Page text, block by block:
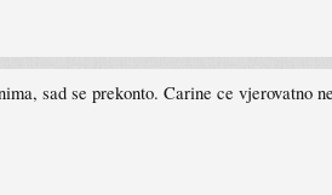
sad se prekonto. Carine ce vjerovatno